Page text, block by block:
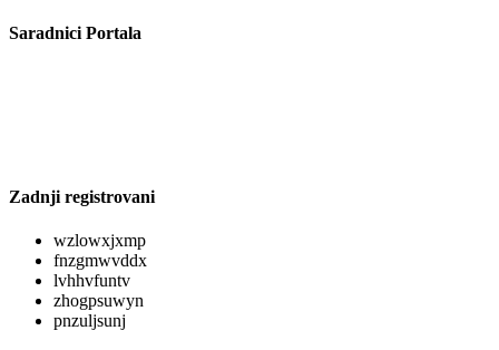
Saradnici Portala
Zadnji registrovani
wzlowxjxmp
fnzgmwvddx
lvhhvfuntv
zhogpsuwyn
pnzuljsunj